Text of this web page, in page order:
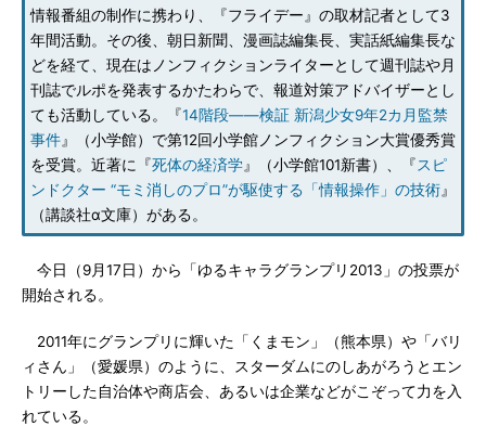
情報番組の制作に携わり、『フライデー』の取材記者として3
年間活動。その後、朝日新聞、漫画誌編集長、実話紙編集長な
どを経て、現在はノンフィクションライターとして週刊誌や月
刊誌でルポを発表するかたわらで、報道対策アドバイザーとし
ても活動している。『14階段――検証 新潟少女9年2カ月監禁
事件』（小学館）で第12回小学館ノンフィクション大賞優秀賞
を受賞。近著に『死体の経済学』（小学館101新書）、『スピ
ンドクター “モミ消しのプロ”が駆使する「情報操作」の技術』
（講談社α文庫）がある。
今日（9月17日）から「ゆるキャラグランプリ2013」の投票が
開始される。
2011年にグランプリに輝いた「くまモン」（熊本県）や「バリ
ィさん」（愛媛県）のように、スターダムにのしあがろうとエン
トリーした自治体や商店会、あるいは企業などがこぞって力を入
れている。